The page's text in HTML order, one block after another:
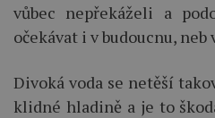
vůbec nepřekáželi a
očekávat i v budoucnu,
Divoká voda se netěší
klidné hladině a je to